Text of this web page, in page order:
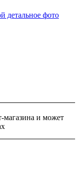
магазина и может